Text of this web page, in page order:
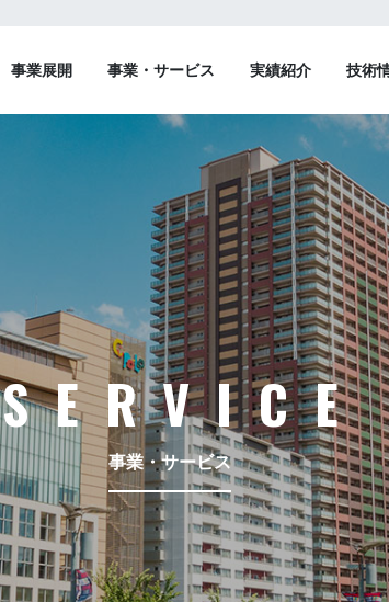
事業展開 事業・サービス 実績紹介 技術
SERVICE
事業・サービス